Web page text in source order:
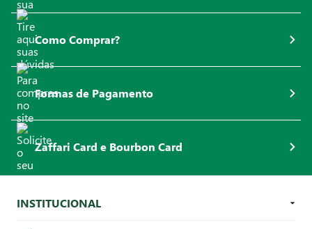
Como Comprar?
Formas de Pagamento
Zaffari Card e Bourbon Card
INSTITUCIONAL